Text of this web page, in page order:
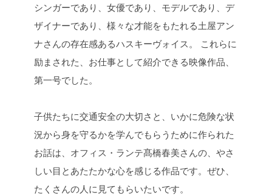
シンガーであり、女優であり、モデルであり、デ
ザイナーであり、様々な才能をもたれる土屋アン
ナさんの存在感あるハスキーヴォイス。
これらに
励まされた、お仕事として紹介できる映像作品、
第一号でした。
子供たちに交通安全の大切さと、いかに危険な状
況から身を守るかを学んでもらうために作られた
お話は、オフィス・ランテ髙橋春美さんの、やさ
しい目とあたたかな心を感じる作品です。ぜひ、
たくさんの人に見てもらいたいです。